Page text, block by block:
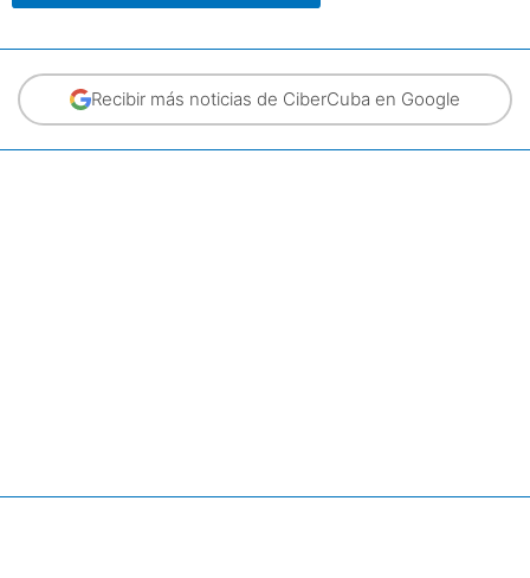
Recibir más noticias de CiberCuba en Google